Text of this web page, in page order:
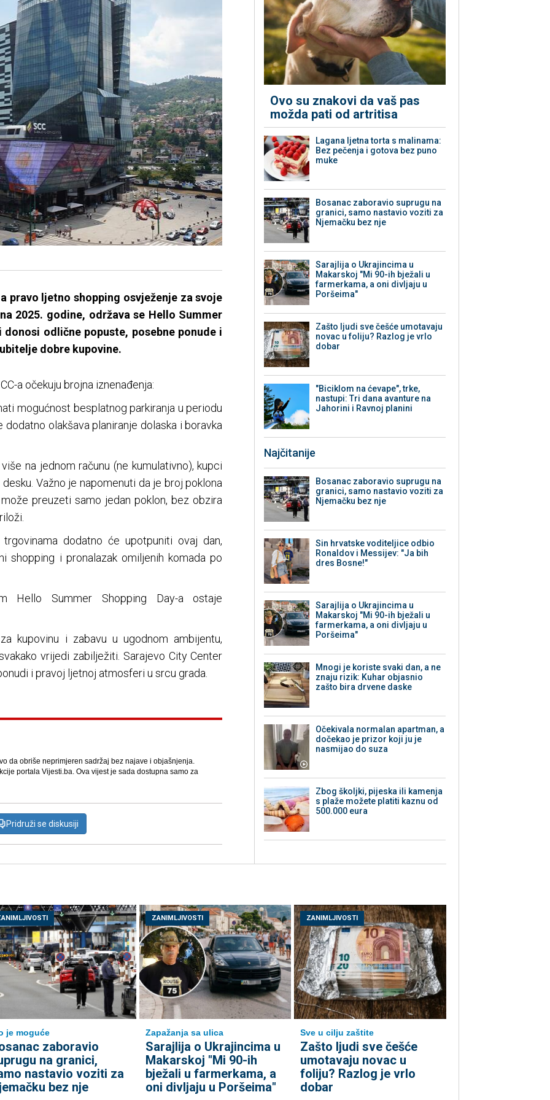
pravo ljetno shopping osvježenje za svoje
2025. godine, održava se Hello Summer
odlične popuste, posebne ponude i
dobre kupovine.
a očekuju brojna iznenađenja:
mogućnost besplatnog parkiranja u periodu
olakšava planiranje dolaska i boravka
na jednom računu (ne kumulativno), kupci
Važno je napomenuti da je broj poklona
preuzeti samo jedan poklon, bez obzira
dodatno će upotpuniti ovaj dan,
shopping i pronalazak omiljenih komada po
Hello Summer Shopping Day-a ostaje
kupovinu i zabavu u ugodnom ambijentu,
vrijedi zabilježiti. Sarajevo City Center
i pravoj ljetnoj atmosferi u srcu grada.
da obriše neprimjeren sadržaj bez najave i objašnjenja.
portala Vijesti.ba. Ova vijest je sada dostupna samo za
Pridruži se diskusiji
Ovo su znakovi da vaš pas
možda pati od artritisa
Lagana ljetna torta s malinama:
Bez pečenja i gotova bez puno
muke
Bosanac zaboravio suprugu na
granici, samo nastavio voziti za
Njemačku bez nje
Sarajlija o Ukrajincima u
Makarskoj "Mi 90-ih bježali u
farmerkama, a oni divljaju u
Poršeima"
Zašto ljudi sve češće umotavaju
novac u foliju? Razlog je vrlo
dobar
"Biciklom na ćevape", trke,
nastupi: Tri dana avanture na
Jahorini i Ravnoj planini
Najčitanije
Bosanac zaboravio suprugu na
granici, samo nastavio voziti za
Njemačku bez nje
Sin hrvatske voditeljice odbio
Ronaldov i Messijev: "Ja bih
dres Bosne!"
Sarajlija o Ukrajincima u
Makarskoj "Mi 90-ih bježali u
farmerkama, a oni divljaju u
Poršeima"
Mnogi je koriste svaki dan, a ne
znaju rizik: Kuhar objasnio
zašto bira drvene daske
Očekivala normalan apartman, a
dočekao je prizor koji ju je
nasmijao do suza
Zbog školjki, pijeska ili kamenja
s plaže možete platiti kaznu od
500.000 eura
je moguće
zaboravio
na granici,
nastavio voziti za
bez nje
ZANIMLJIVOSTI
Zapažanja sa ulica
Sarajlija o Ukrajincima u
Makarskoj "Mi 90-ih
bježali u farmerkama, a
oni divljaju u Poršeima"
ZANIMLJIVOSTI
Sve u cilju zaštite
Zašto ljudi sve češće
umotavaju novac u
foliju? Razlog je vrlo
dobar